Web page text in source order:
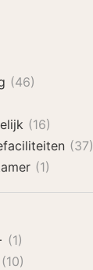
(46)
(16)
(37)
(1)
(1)
(10)